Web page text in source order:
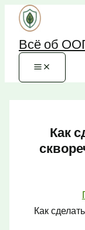
Перейти
содержимому
Всё об
Как
Как